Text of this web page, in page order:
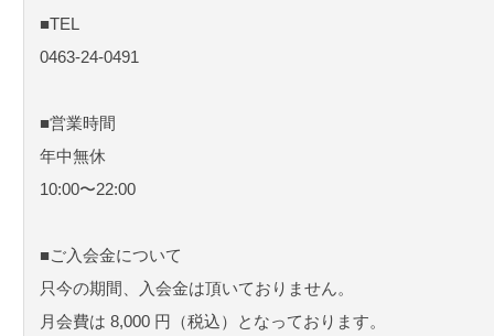
■TEL
0463-24-0491
■営業時間
年中無休
10:00〜22:00
■ご入会金について
只今の期間、入会金は頂いておりません。
月会費は 8,000 円（税込）となっております。